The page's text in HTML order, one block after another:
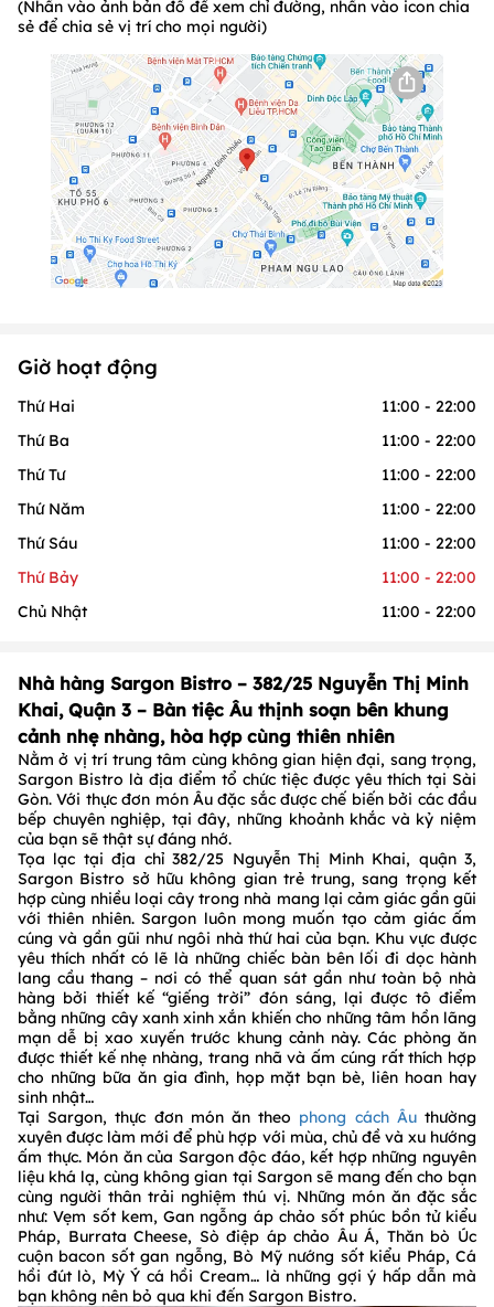
(Nhấn vào ảnh bản đồ để xem chỉ đường, nhấn vào icon chia
sẻ để chia sẻ vị trí cho mọi người)
Giờ hoạt động
Thứ Hai
11:00 - 22:00
Thứ Ba
11:00 - 22:00
Thứ Tư
11:00 - 22:00
Thứ Năm
11:00 - 22:00
Thứ Sáu
11:00 - 22:00
Thứ Bảy
11:00 - 22:00
Chủ Nhật
11:00 - 22:00
Nhà hàng Sargon Bistro – 382/25 Nguyễn Thị Minh
Khai, Quận 3 – Bàn tiệc Âu thịnh soạn bên khung
cảnh nhẹ nhàng, hòa hợp cùng thiên nhiên
Nằm ở vị trí trung tâm cùng không gian hiện đại, sang trọng,
Sargon Bistro là địa điểm tổ chức tiệc được yêu thích tại Sài
Gòn. Với thực đơn món Âu đặc sắc được chế biến bởi các đầu
bếp chuyên nghiệp, tại đây, những khoảnh khắc và kỷ niệm
của bạn sẽ thật sự đáng nhớ.
Tọa lạc tại địa chỉ 382/25 Nguyễn Thị Minh Khai, quận 3,
Sargon Bistro sở hữu không gian trẻ trung, sang trọng kết
hợp cùng nhiều loại cây trong nhà mang lại cảm giác gần gũi
với thiên nhiên. Sargon luôn mong muốn tạo cảm giác ấm
cúng và gần gũi như ngôi nhà thứ hai của bạn. Khu vực được
yêu thích nhất có lẽ là những chiếc bàn bên lối đi dọc hành
lang cầu thang – nơi có thể quan sát gần như toàn bộ nhà
hàng bởi thiết kế “giếng trời” đón sáng, lại được tô điểm
bằng những cây xanh xinh xắn khiến cho những tâm hồn lãng
mạn dễ bị xao xuyến trước khung cảnh này. Các phòng ăn
được thiết kế nhẹ nhàng, trang nhã và ấm cúng rất thích hợp
cho những bữa ăn gia đình, họp mặt bạn bè, liên hoan hay
sinh nhật…
Tại Sargon, thực đơn món ăn theo phong cách Âuthường
xuyên được làm mới để phù hợp với mùa, chủ đề và xu hướng
ấm thực. Món ăn của Sargon độc đáo, kết hợp những nguyên
liệu khá lạ, cùng không gian tại Sargon sẽ mang đến cho bạn
cùng người thân trải nghiệm thú vị. Những món ăn đặc sắc
như: Vẹm sốt kem, Gan ngỗng áp chảo sốt phúc bồn tử kiểu
Pháp, Burrata Cheese, Sò điệp áp chảo Âu Á, Thăn bò Úc
cuộn bacon sốt gan ngỗng, Bò Mỹ nướng sốt kiểu Pháp, Cá
hồi đút lò, Mỳ Ý cá hồi Cream… là những gợi ý hấp dẫn mà
bạn không nên bỏ qua khi đến Sargon Bistro.